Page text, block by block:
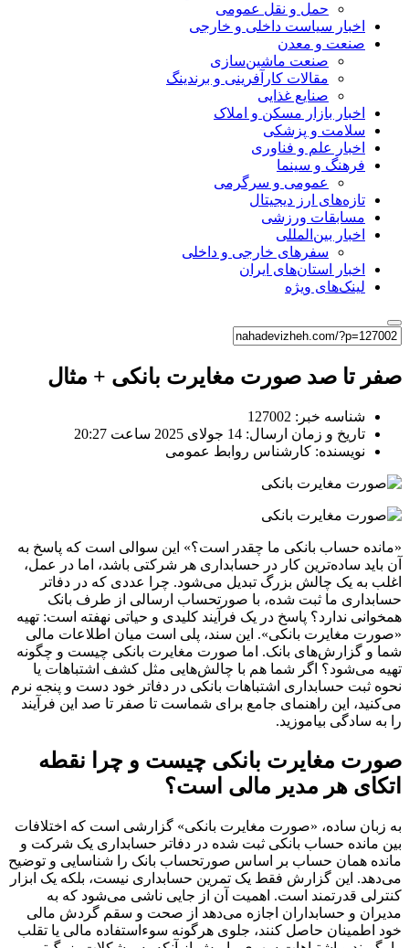
حمل و نقل عمومی
اخبار سیاست داخلی و خارجی
صنعت و معدن
صنعت ماشین‌سازی
مقالات کارآفرینی و برندینگ
صنایع غذایی
اخبار بازار مسکن و املاک
سلامت و پزشکی
اخبار علم و فناوری
فرهنگ و سینما
عمومی و سرگرمی
تازه‌های ارز دیجیتال
مسابقات ورزشی
اخبار بین‌المللی
سفرهای خارجی و داخلی
اخبار استان‌های ایران
لینک‌های ویژه
صفر تا صد صورت مغایرت بانکی + مثال
شناسه خبر: 127002
تاریخ و زمان ارسال: 14 جولای 2025 ساعت 20:27
نویسنده: کارشناس روابط عمومی
«مانده حساب بانکی ما چقدر است؟» این سوالی است که پاسخ به
آن باید ساده‌ترین کار در حسابداری هر شرکتی باشد، اما در عمل،
اغلب به یک چالش بزرگ تبدیل می‌شود. چرا عددی که در دفاتر
حسابداری ما ثبت شده، با صورتحساب ارسالی از طرف بانک
همخوانی ندارد؟ پاسخ در یک فرآیند کلیدی و حیاتی نهفته است: تهیه
«صورت مغایرت بانکی». این سند، پلی است میان اطلاعات مالی
شما و گزارش‌های بانک. اما صورت مغایرت بانکی چیست و چگونه
تهیه می‌شود؟ اگر شما هم با چالش‌هایی مثل کشف اشتباهات یا
نحوه ثبت حسابداری اشتباهات بانکی در دفاتر خود دست و پنجه نرم
می‌کنید، این راهنمای جامع برای شماست تا صفر تا صد این فرآیند
را به سادگی بیاموزید.
صورت مغایرت بانکی چیست و چرا نقطه
اتکای هر مدیر مالی است؟
به زبان ساده، «صورت مغایرت بانکی» گزارشی است که اختلافات
بین مانده حساب بانکی ثبت شده در دفاتر حسابداری یک شرکت و
مانده همان حساب بر اساس صورتحساب بانک را شناسایی و توضیح
می‌دهد. این گزارش فقط یک تمرین حسابداری نیست، بلکه یک ابزار
کنترلی قدرتمند است. اهمیت آن از جایی ناشی می‌شود که به
مدیران و حسابداران اجازه می‌دهد از صحت و سقم گردش مالی
خود اطمینان حاصل کنند، جلوی هرگونه سوءاستفاده مالی یا تقلب